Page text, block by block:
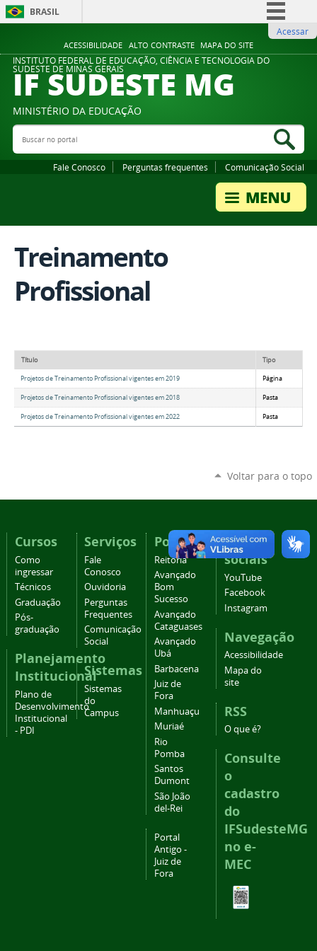
ACESSIBILIDADE ALTO CONTRASTE MAPA DO SITE
BRASIL
Comunica BR
Participe
Legislação
Acessar
INSTITUTO FEDERAL DE EDUCAÇÃO, CIÊNCIA E TECNOLOGIA DO
SUDESTE DE MINAS GERAIS
IF SUDESTE MG
MINISTÉRIO DA EDUCAÇÃO
Buscar no portal
Fale Conosco Perguntas frequentes Comunicação Social
Treinamento
Profissional
Título Tipo
Projetos de Treinamento Profissional vigentes em 2019 Página
Projetos de Treinamento Profissional vigentes em 2018 Pasta
Projetos de Treinamento Profissional vigentes em 2022 Pasta
Voltar para o topo
Cursos
Como
ingressar
Técnicos
Graduação
Pós-
graduação
Planejamento
Institucional
Plano de
Desenvolvimento
Institucional
- PDI
Serviços
Fale
Conosco
Ouvidoria
Perguntas
Frequentes
Comunicação
Social
Sistemas
Sistemas
do
Campus
Portais
Reitoria
Avançado
Bom
Sucesso
Avançado
Cataguases
Avançado
Ubá
Barbacena
Juiz de
Fora
Manhuaçu
Muriaé
Rio
Pomba
Santos
Dumont
São João
del-Rei
Portal
Antigo -
Juiz de
Fora
Redes
sociais
YouTube
Facebook
Instagram
Navegação
Acessibilidade
Mapa do
site
RSS
O que é?
Consulte
o
cadastro
do
IFSudesteMG
no e-
MEC